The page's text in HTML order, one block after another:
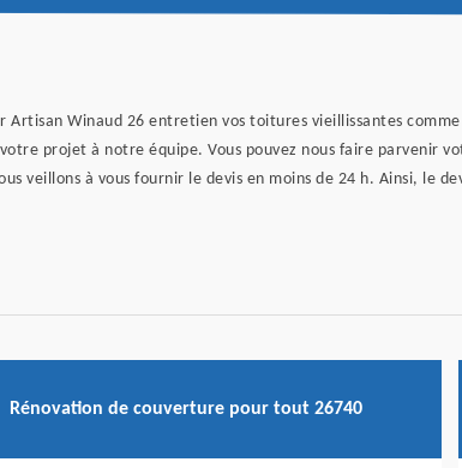
Winaud 26 entretien vos toitures vieillissantes
projet à notre équipe. Vous pouvez nous faire parvenir
veillons à vous fournir le devis en moins de 24 h. Ainsi, le
Rénovation de couverture pour tout 26740